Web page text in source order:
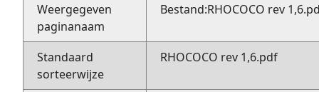
Weergegeven
paginanaam
Bestand:RHOCOCO rev
Standaard
sorteerwijze
RHOCOCO rev 1,6.pdf